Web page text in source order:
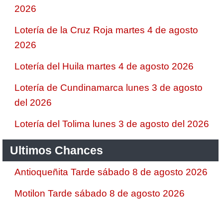
2026
Lotería de la Cruz Roja martes 4 de agosto
2026
Lotería del Huila martes 4 de agosto 2026
Lotería de Cundinamarca lunes 3 de agosto
del 2026
Lotería del Tolima lunes 3 de agosto del 2026
Ultimos Chances
Antioqueñita Tarde sábado 8 de agosto 2026
Motilon Tarde sábado 8 de agosto 2026